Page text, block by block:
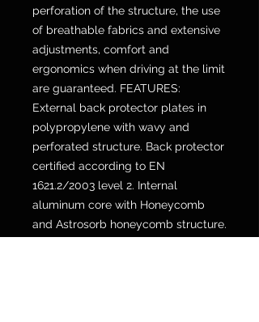
perforation of the structure, the use
of breathable fabrics and extensive
adjustments, comfort and
ergonomics when driving at the limit
are guaranteed. FEATURES:
External back protector plates in
polypropylene with wavy and
perforated structure. Back protector
certified according to EN
1621.2/2003 level 2. Internal
aluminum core with Honeycomb
and Astrosorb honeycomb structure.